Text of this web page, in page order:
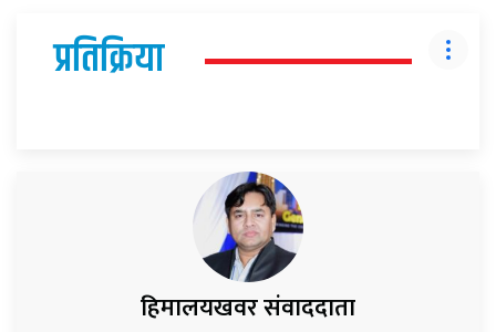
प्रतिक्रिया
हिमालयखवर संवाददाता